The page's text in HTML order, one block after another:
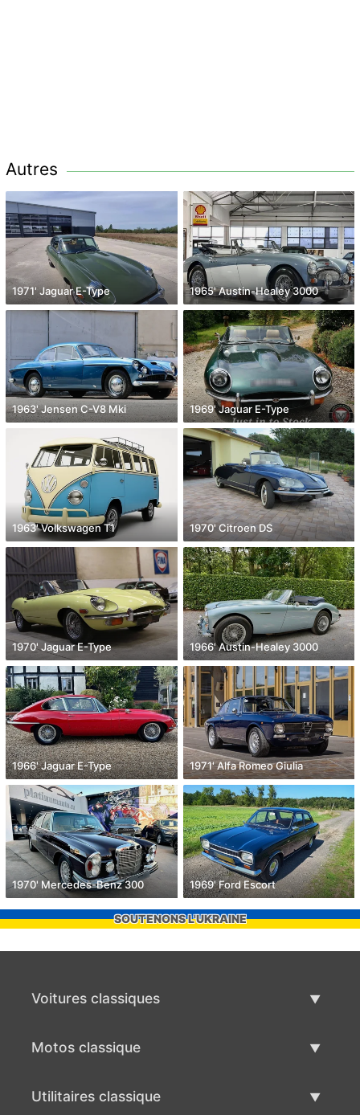
Autres
1971' Jaguar E-Type 1965' Austin-Healey 3000
1963' Jensen C-V8 Mki 1969' Jaguar E-Type
1963' Volkswagen T1 1970' Citroen DS
1970' Jaguar E-Type 1966' Austin-Healey 3000
1966' Jaguar E-Type 1971' Alfa Romeo Giulia
1970' Mercedes-Benz 300 1969' Ford Escort
SOUTENONS L'UKRAINE
Voitures classiques
Motos classique
Utilitaires classique